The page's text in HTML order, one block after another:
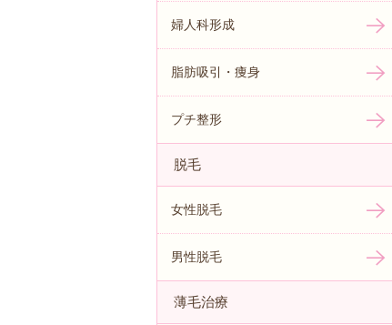
婦人科形成
脂肪吸引・痩身
プチ整形
脱毛
女性脱毛
男性脱毛
薄毛治療